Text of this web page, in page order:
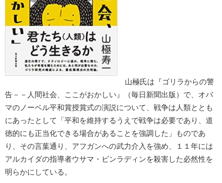
山極氏は『ゴリラからの警
告－－人間社会、ここがおかしい』（毎日新聞出版）で、オバ
マのノーベル平和賞授賞式の演説について、戦争は人類ととも
にあったとして「平和を維持するうえで戦争は必要であり、道
徳的にも正当化できる場合があることを強調した」ものであ
り、その言葉通り、アフガンへの武力介入を強め、１１年には
アルカイダの指導者ウサマ・ビンラディンを殺害した必然性を
明らかにしている。